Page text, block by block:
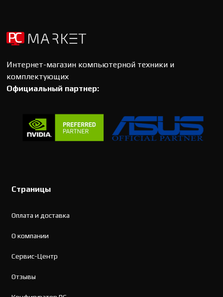
Интернет-магазин компьютерной техники и
комплектующих
Официальный партнер:
Страницы
Оплата и доставка
О компании
Сервис-Центр
Отзывы